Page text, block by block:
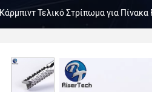
Κάρμπιντ Τελικό Στρίπωμα για